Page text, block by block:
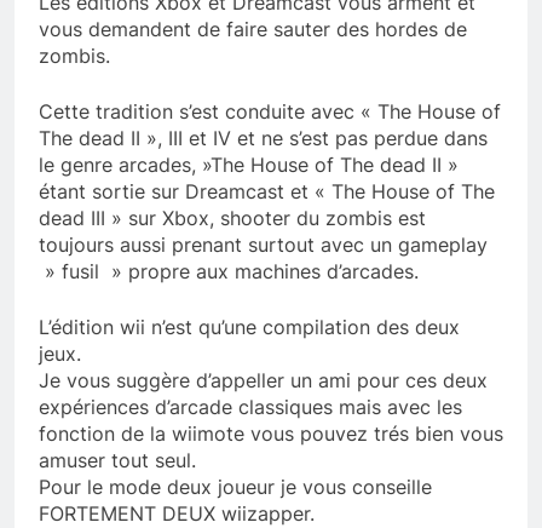
vous demandent de faire sauter des hordes de
zombis.
Cette tradition s’est conduite avec « The House of
The dead II », III et IV et ne s’est pas perdue dans
le genre arcades, »The House of The dead II »
étant sortie sur Dreamcast et « The House of The
dead III » sur Xbox, shooter du zombis est
toujours aussi prenant surtout avec un gameplay
» fusil » propre aux machines d’arcades.
L’édition wii n’est qu’une compilation des deux
jeux.
Je vous suggère d’appeller un ami pour ces deux
expériences d’arcade classiques mais avec les
fonction de la wiimote vous pouvez trés bien vous
amuser tout seul.
Pour le mode deux joueur je vous conseille
FORTEMENT DEUX wiizapper.